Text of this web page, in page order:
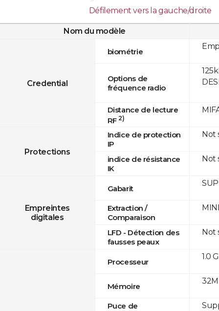
Défilement vers la gauche/droite
Nom du modèle
Credential
biométrie
Options de
fréquence radio
Distance de lecture
RF 2)
Protections
Indice de protection
IP
indice de résistance
IK
Empreintes
digitales
Gabarit
Extraction /
Comparaison
LFD - Détection des
fausses peaux
Processeur
Mémoire
Puce de
Not
Not
Not
1.0